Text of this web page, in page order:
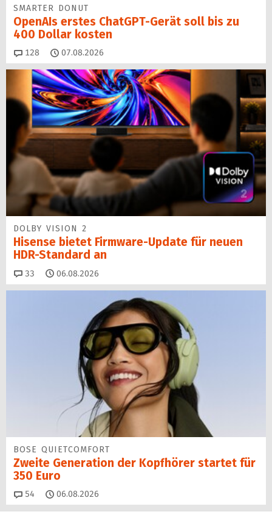
SMARTER DONUT
OpenAIs erstes ChatGPT-Gerät soll bis zu
400 Dollar kosten
128 Kommentare
07.08.2026
DOLBY VISION 2
Hisense bietet Firmware-Update für neuen
HDR-Standard an
33 Kommentare
06.08.2026
BOSE QUIETCOMFORT
Zweite Generation der Kopfhörer startet für
350 Euro
54 Kommentare
06.08.2026